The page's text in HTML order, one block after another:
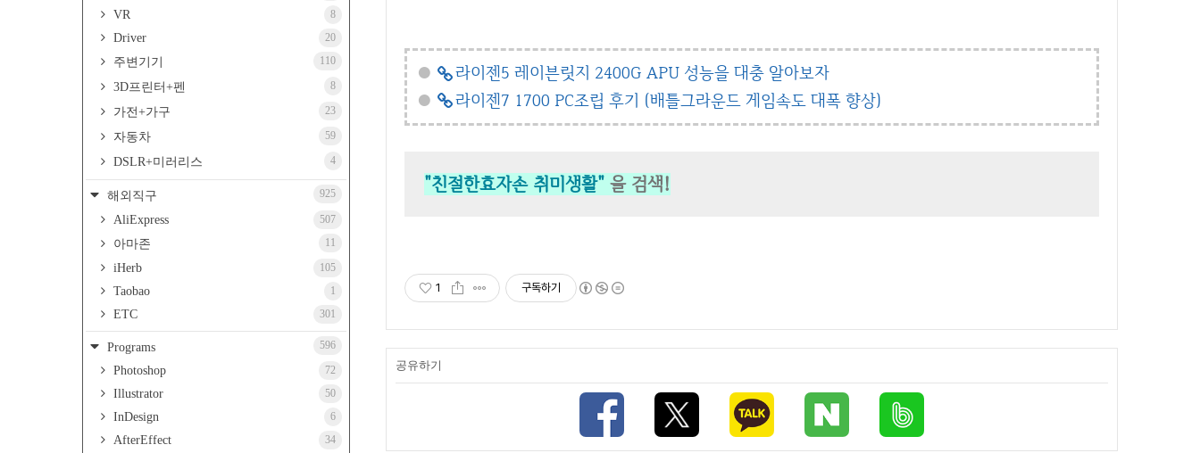
●
라이젠5 레이븐릿지 2400G APU 성능을 대충 알아보자
●
라이젠7 1700 PC조립 후기 (배틀그라운드 게임속도 대폭 향상)
"친절한효자손 취미생활" 을 검색!
1 구독하기
공유하기
VR 8
Driver 20
주변기기 110
3D프린터+펜 8
가전+가구 23
자동차 59
DSLR+미러리스 4
해외직구 925
AliExpress 507
아마존 11
iHerb 105
Taobao 1
ETC 301
Programs 596
Photoshop 72
Illustrator 50
InDesign 6
AfterEffect 34